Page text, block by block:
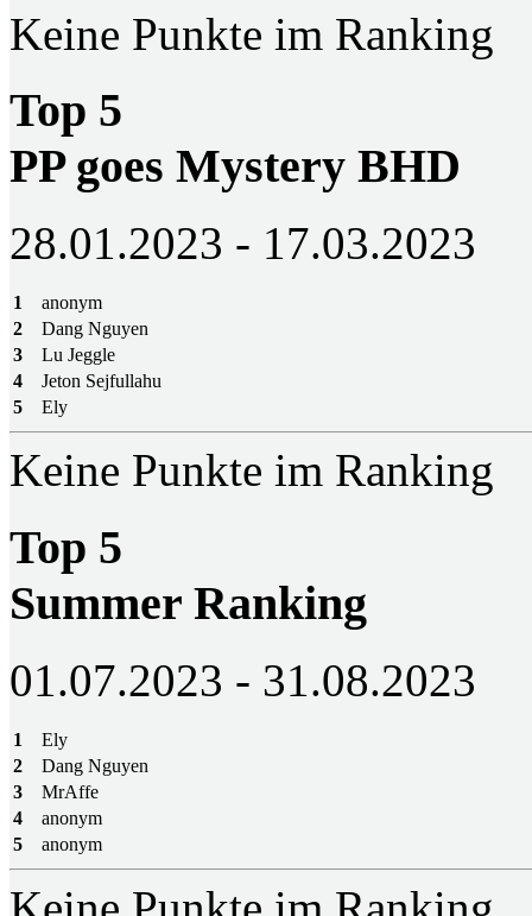
Keine Punkte im Ranking
Top 5
PP goes Mystery BHD
28.01.2023 - 17.03.2023
1
anonym
2
Dang Nguyen
3
Lu Jeggle
4
Jeton Sejfullahu
5
Ely
Keine Punkte im Ranking
Top 5
Summer Ranking
01.07.2023 - 31.08.2023
1
Ely
2
Dang Nguyen
3
MrAffe
4
anonym
5
anonym